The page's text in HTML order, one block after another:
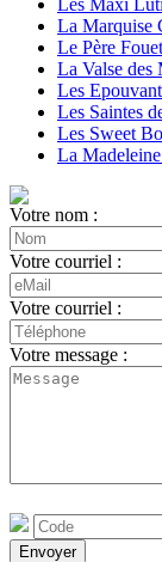
Les Maxi
La Marquise
Le Père
La Valse des
Les
Les Saintes
Les Sweet
La
Votre nom :
Votre courriel :
Votre courriel :
Votre message :